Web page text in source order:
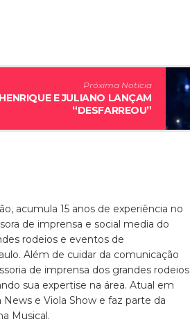
Próxima Notícia
HENRIQUE E JULIANO LANÇAM
“DESFARREOU”
acumula 15 anos de experiência no
de imprensa e social media do
rodeios e eventos de
Além de cuidar da comunicação
de imprensa dos grandes rodeios
sua expertise na área. Atual em
e Viola Show e faz parte da
Musical.